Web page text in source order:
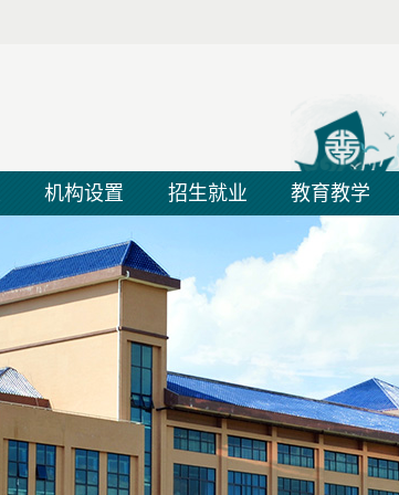
机构设置 招生就业 教育教学